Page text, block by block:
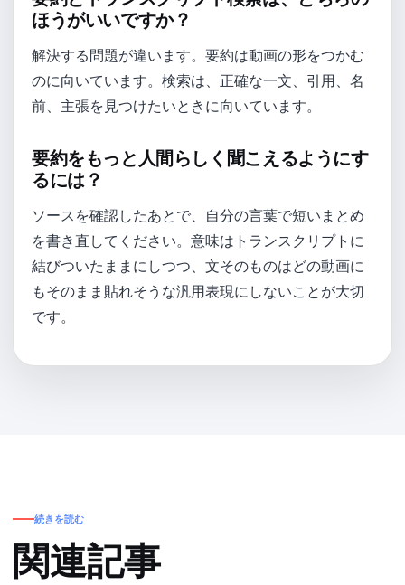
ほうがいいですか？
解決する問題が違います。要約は動画の形をつかむ
のに向いています。検索は、正確な一文、引用、名
前、主張を見つけたいときに向いています。
要約をもっと人間らしく聞こえるようにす
るには？
ソースを確認したあとで、自分の言葉で短いまとめ
を書き直してください。意味はトランスクリプトに
結びついたままにしつつ、文そのものはどの動画に
もそのまま貼れそうな汎用表現にしないことが大切
です。
続きを読む
関連記事